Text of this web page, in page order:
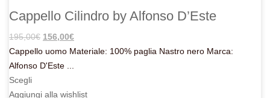
Cappello Cilindro by Alfonso D’Este
195,00€ Il
prezzo
originale
195,00€.
156,00€Il
prezzo
156,00€.
Cappello uomo Materiale: 100% paglia Nastro nero Marca:
Alfonso D'Este ...
Scegli
Aggiungi alla wishlist